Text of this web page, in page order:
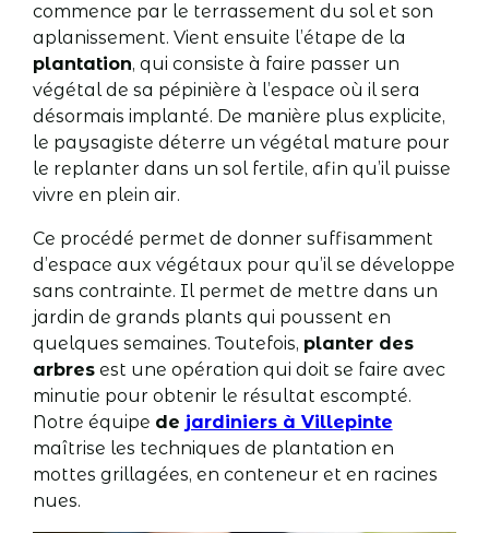
commence par le terrassement du sol et son
aplanissement. Vient ensuite l’étape de la
plantation, qui consiste à faire passer un
végétal de sa pépinière à l’espace où il sera
désormais implanté. De manière plus explicite,
le paysagiste déterre un végétal mature pour
le replanter dans un sol fertile, afin qu’il puisse
vivre en plein air.
Ce procédé permet de donner suffisamment
d’espace aux végétaux pour qu’il se développe
sans contrainte. Il permet de mettre dans un
jardin de grands plants qui poussent en
quelques semaines. Toutefois, planter des
arbresest une opération qui doit se faire avec
minutie pour obtenir le résultat escompté.
Notre équipe de jardiniers à Villepinte
maîtrise les techniques de plantation en
mottes grillagées, en conteneur et en racines
nues.